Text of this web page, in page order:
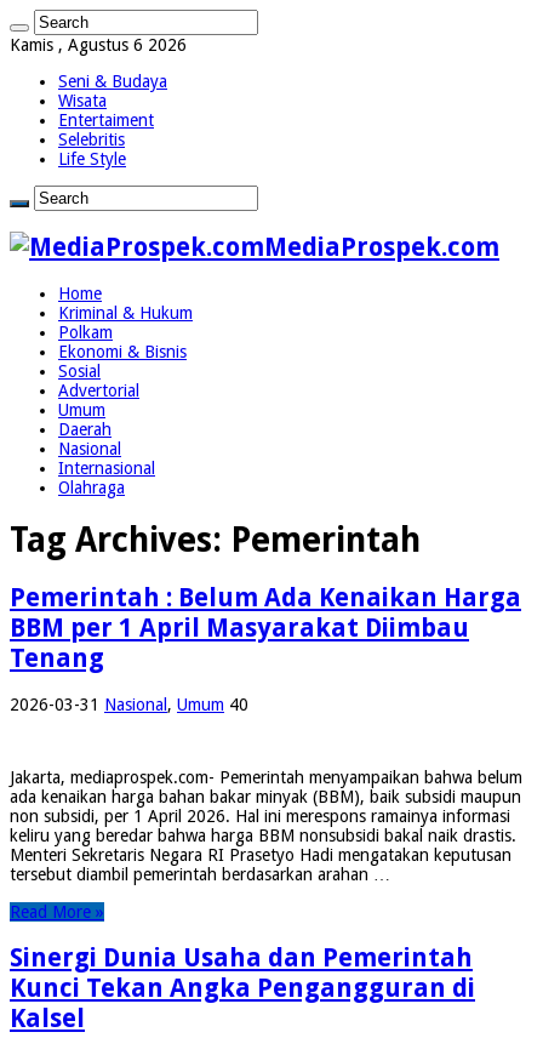
Kamis , Agustus 6 2026
Seni & Budaya
Wisata
Entertaiment
Selebritis
Life Style
MediaProspek.com
Home
Kriminal & Hukum
Polkam
Ekonomi & Bisnis
Sosial
Advertorial
Umum
Daerah
Nasional
Internasional
Olahraga
Tag Archives: Pemerintah
Pemerintah : Belum Ada Kenaikan Harga
BBM per 1 April Masyarakat Diimbau
Tenang
2026-03-31 Nasional , Umum 40
Jakarta, mediaprospek.com- Pemerintah menyampaikan bahwa belum
ada kenaikan harga bahan bakar minyak (BBM), baik subsidi maupun
non subsidi, per 1 April 2026. Hal ini merespons ramainya informasi
keliru yang beredar bahwa harga BBM nonsubsidi bakal naik drastis.
Menteri Sekretaris Negara RI Prasetyo Hadi mengatakan keputusan
tersebut diambil pemerintah berdasarkan arahan …
Read More »
Sinergi Dunia Usaha dan Pemerintah
Kunci Tekan Angka Pengangguran di
Kalsel